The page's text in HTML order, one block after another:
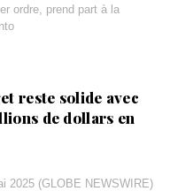
ordre, prend part à la
reste solide avec
de dollars en
(GLOBE NEWSWIRE)